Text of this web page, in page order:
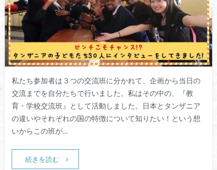
私たち参加者は３つの交流班に分かれて、企画から当日の
交流までを自分たちで行いました。私はその中の、『教
育・学校交流班』として活動しました。日本とタンザニア
の違いやそれぞれの国の特徴について知りたい！という想
いからこの班が…
続きを読む